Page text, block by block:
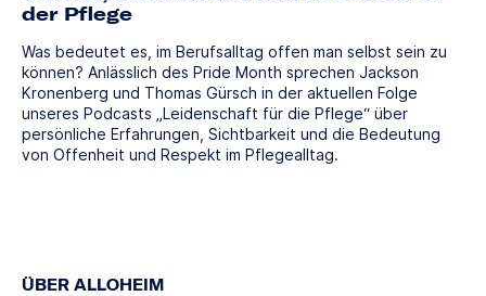
der Pflege
Was bedeutet es, im Berufsalltag offen man selbst sein zu
können? Anlässlich des Pride Month sprechen Jackson
Kronenberg und Thomas Gürsch in der aktuellen Folge
unseres Podcasts „Leidenschaft für die Pflege“ über
persönliche Erfahrungen, Sichtbarkeit und die Bedeutung
von Offenheit und Respekt im Pflegealltag.
ÜBER ALLOHEIM